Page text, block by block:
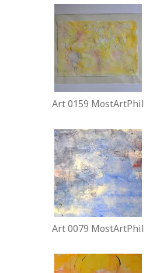
Art 0159 MostArtPhil
Art 0079 MostArtPhil